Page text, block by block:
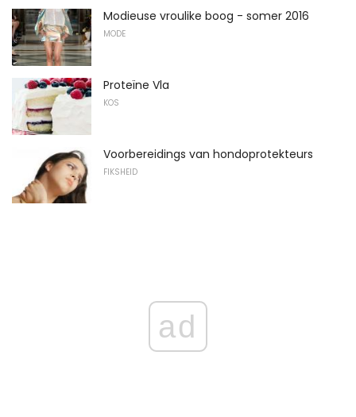
Modieuse vroulike boog - somer 2016
MODE
Proteïne Vla
KOS
Voorbereidings van hondoprotekteurs
FIKSHEID
ad